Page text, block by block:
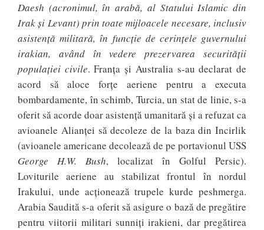
Daesh (acronimul, în arabă, al Statului Islamic din
Irak și Levant) prin toate mijloacele necesare, inclusiv
asistență militară, în funcție de cerințele guvernului
irakian, având în vedere prezervarea securității
populației civile. Franța și Australia s-au declarat de
acord să aloce forțe aeriene pentru a executa
bombardamente, în schimb, Turcia, un stat de linie, s-a
oferit să acorde doar asistență umanitară și a refuzat ca
avioanele Alianței să decoleze de la baza din Incirlik
(avioanele americane decolează de pe portavionul USS
George H.W. Bush, localizat în Golful Persic).
Loviturile aeriene au stabilizat frontul în nordul
Irakului, unde acționează trupele kurde peshmerga.
Arabia Saudită s-a oferit să asigure o bază de pregătire
pentru viitorii militari sunniți irakieni, dar pregătirea